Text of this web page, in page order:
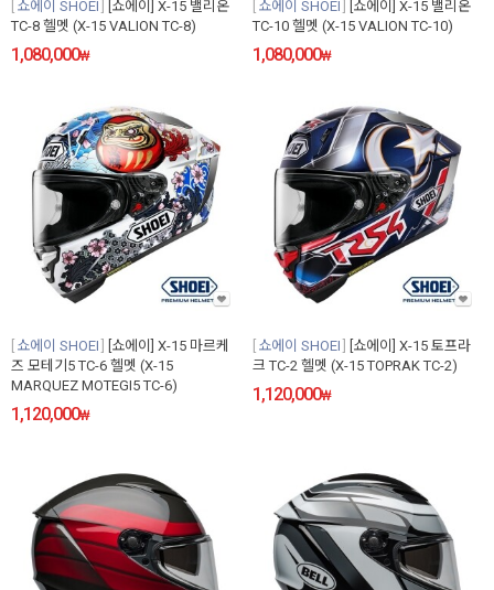
쇼에이 SHOEI
[쇼에이] X-15 밸리온
TC-8 헬멧 (X-15 VALION TC-8)
1,080,000₩
쇼에이 SHOEI
[쇼에이] X-15 밸리온
TC-10 헬멧 (X-15 VALION TC-10)
1,080,000₩
쇼에이 SHOEI
[쇼에이] X-15 마르케
즈 모테기5 TC-6 헬멧 (X-15
MARQUEZ MOTEGI5 TC-6)
1,120,000₩
쇼에이 SHOEI
[쇼에이] X-15 토프라
크 TC-2 헬멧 (X-15 TOPRAK TC-2)
1,120,000₩